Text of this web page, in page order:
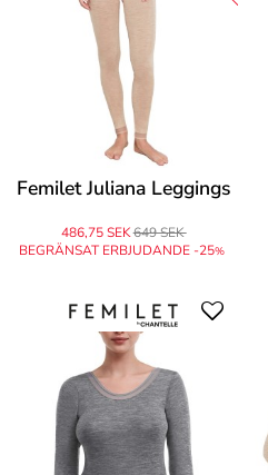
Femilet Juliana Leggings
486,75 SEK649 SEK
BEGRÄNSAT ERBJUDANDE -25%